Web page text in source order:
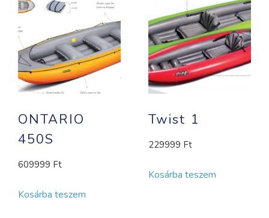
ONTARIO
450S
609999 Ft
Kosárba teszem
Twist 1
229999 Ft
Kosárba teszem